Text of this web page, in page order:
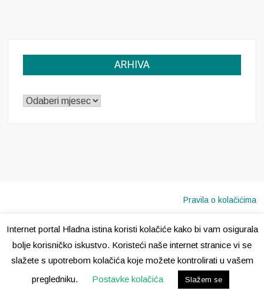
ARHIVA
ARHIVA
Pravila o kolačićima
Internet portal Hladna istina koristi kolačiće kako bi vam osigurala
bolje korisničko iskustvo. Koristeći naše internet stranice vi se
slažete s upotrebom kolačića koje možete kontrolirati u vašem
pregledniku.
Postavke kolačića Slažem se
Copyright © 2020 · Sva prava pridržana · Hladna Istina